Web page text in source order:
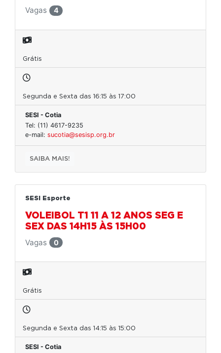
Vagas
4
Grátis
Segunda e Sexta das 16:15 às 17:00
SESI - Cotia
Tel: (11) 4617-9235
e-mail: sucotia@sesisp.org.br
SAIBA MAIS!
SESI Esporte
VOLEIBOL T1 11 A 12 ANOS SEG E
SEX DAS 14H15 ÀS 15H00
Vagas
0
Grátis
Segunda e Sexta das 14:15 às 15:00
SESI - Cotia